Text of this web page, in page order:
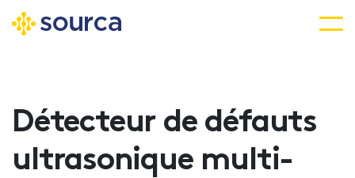
principal
Détecteur de défauts
ultrasonique multi-